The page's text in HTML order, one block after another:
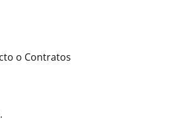
o Contratos